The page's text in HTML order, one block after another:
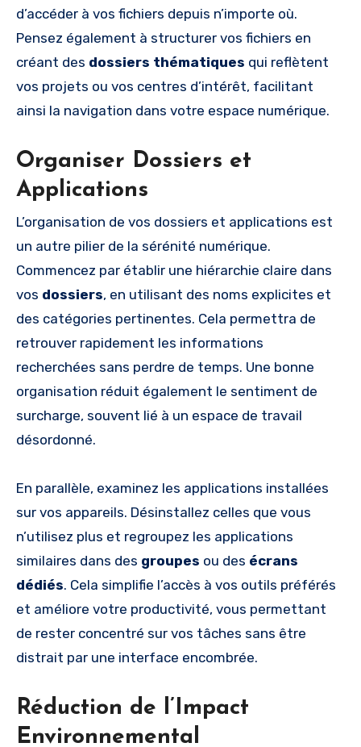
d’accéder à vos fichiers depuis n’importe où.
Pensez également à structurer vos fichiers en
créant des dossiers thématiques qui reflètent
vos projets ou vos centres d’intérêt, facilitant
ainsi la navigation dans votre espace numérique.
Organiser Dossiers et
Applications
L’organisation de vos dossiers et applications est
un autre pilier de la sérénité numérique.
Commencez par établir une hiérarchie claire dans
vos dossiers, en utilisant des noms explicites et
des catégories pertinentes. Cela permettra de
retrouver rapidement les informations
recherchées sans perdre de temps. Une bonne
organisation réduit également le sentiment de
surcharge, souvent lié à un espace de travail
désordonné.
En parallèle, examinez les applications installées
sur vos appareils. Désinstallez celles que vous
n’utilisez plus et regroupez les applications
similaires dans des groupes ou des écrans
dédiés. Cela simplifie l’accès à vos outils préférés
et améliore votre productivité, vous permettant
de rester concentré sur vos tâches sans être
distrait par une interface encombrée.
Réduction de l’Impact
Environnemental